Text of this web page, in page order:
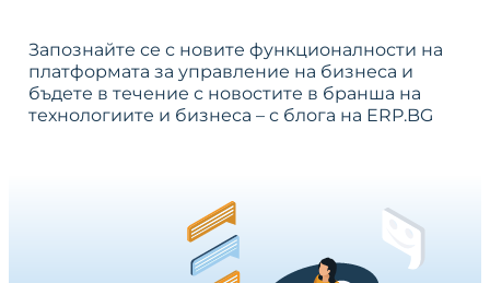
Запознайте се с новите функционалности на
платформата за управление на бизнеса и
бъдете в течение с новостите в бранша на
технологиите и бизнеса – с блога на ERP.BG